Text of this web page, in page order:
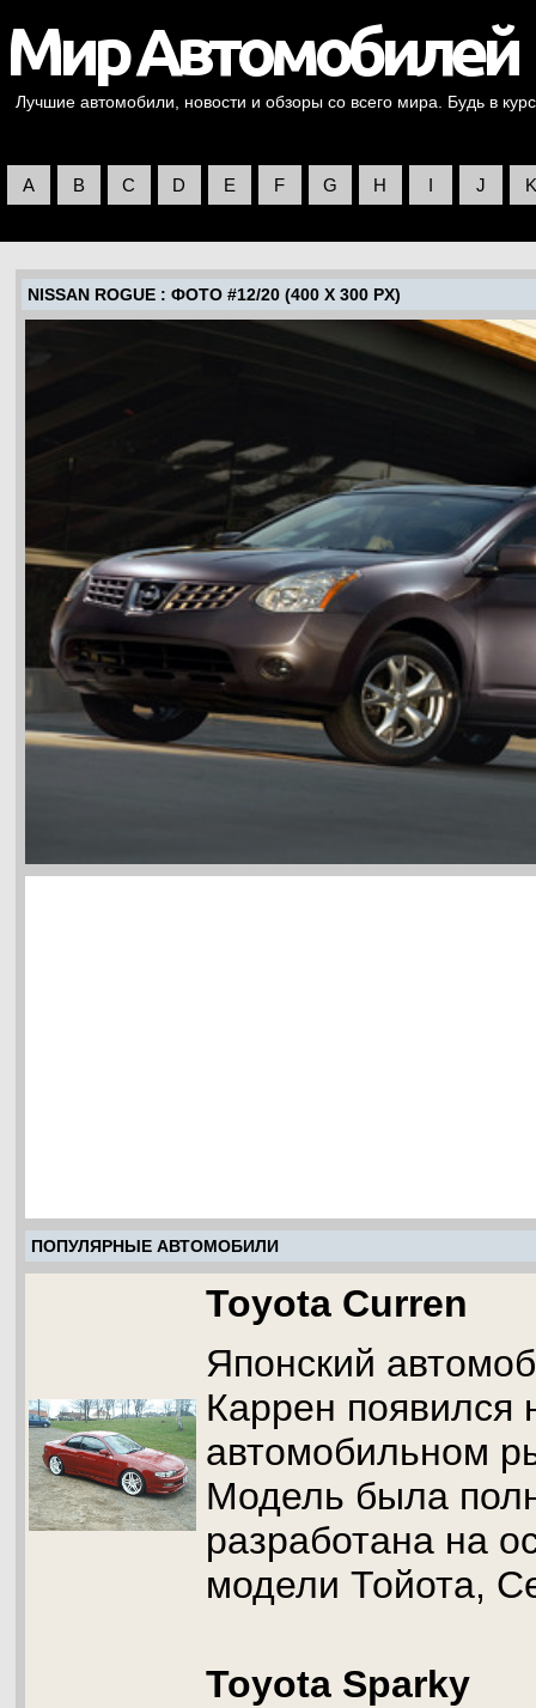
Лучшие автомобили, новости и обзоры со всего мира. Будь в
A B C D E F G H I J K
NISSAN ROGUE : ФОТО #12/20 (400 X 300 PX)
ПОПУЛЯРНЫЕ АВТОМОБИЛИ
Toyota Curren
Японский
Каррен появился
автомобильном
Модель была
разработана на
модели Тойота,
Toyota Sparky